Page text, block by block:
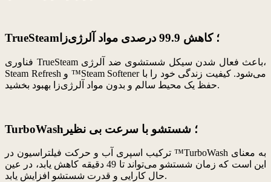
TrueSteam؛ کاهش 99.9 درصدی مواد آلرژی‌زا
فناوری TrueSteam باعث فعال شدن سیکل شستشوی ضد آلرژی،
Steam Refresh و ™Steam Softener می‌شود. کیفیت زندگی خود را با
حفظ یک محیط سالم و بدون مواد آلرژی‌زا بهبود بخشید.
TurboWash؛ شستشو با سرعت بی نظیر
ترکیب اسپری آب و حرکت فیلتراسیون در ™TurboWash به معنای
این است که زمان شستشو می‌تواند تا 49 دقیقه کاهش یابد، در عین
حال کارایی و قدرت شستشو افزایش یابد.